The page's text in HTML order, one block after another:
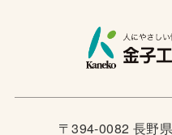
〒394-0082 長野